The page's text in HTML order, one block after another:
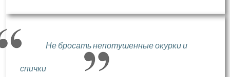
Не бросать непотушенные окурки и
спички